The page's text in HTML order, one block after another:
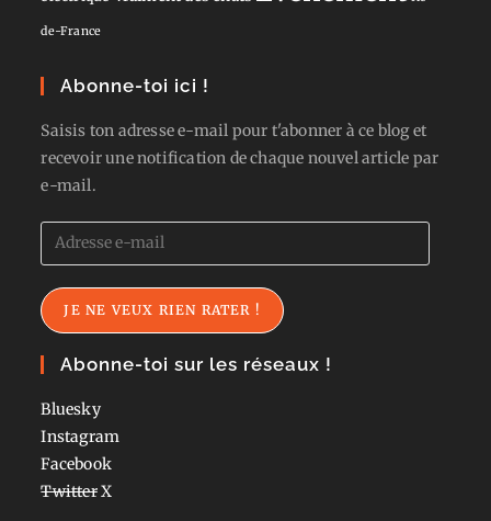
de-France
Abonne-toi ici !
Saisis ton adresse e-mail pour t'abonner à ce blog et
recevoir une notification de chaque nouvel article par
e-mail.
Adresse
e-
mail
JE NE VEUX RIEN RATER !
Abonne-toi sur les réseaux !
Bluesky
Instagram
Facebook
TwitterX